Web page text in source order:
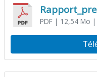
PDF| 12,54 Mo